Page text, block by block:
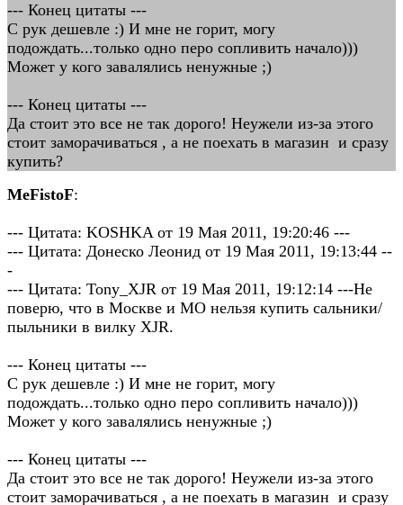
--- Конец цитаты ---
С рук дешевле :) И мне не горит, могу
подождать...только одно перо сопливить начало)))
Может у кого завалялись ненужные ;)
--- Конец цитаты ---
Да стоит это все не так дорого! Неужели из-за этого
стоит заморачиваться , а не поехать в магазин и сразу
купить?
MeFistoF:
--- Цитата: KOSHKA от 19 Мая 2011, 19:20:46 ---
--- Цитата: Донеско Леонид от 19 Мая 2011, 19:13:44 --
-
--- Цитата: Tony_XJR от 19 Мая 2011, 19:12:14 ---Не
поверю, что в Москве и МО нельзя купить сальники/
пыльники в вилку XJR.
--- Конец цитаты ---
С рук дешевле :) И мне не горит, могу
подождать...только одно перо сопливить начало)))
Может у кого завалялись ненужные ;)
--- Конец цитаты ---
Да стоит это все не так дорого! Неужели из-за этого
стоит заморачиваться , а не поехать в магазин и сразу